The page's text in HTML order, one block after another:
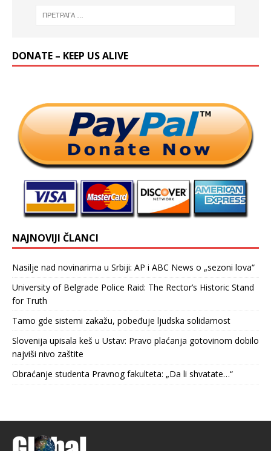
DONATE – KEEP US ALIVE
NAJNOVIJI ČLANCI
Nasilje nad novinarima u Srbiji: AP i ABC News o „sezoni lova“
University of Belgrade Police Raid: The Rector’s Historic Stand
for Truth
Tamo gde sistemi zakažu, pobeđuje ljudska solidarnost
Slovenija upisala keš u Ustav: Pravo plaćanja gotovinom dobilo
najviši nivo zaštite
Obraćanje studenta Pravnog fakulteta: „Da li shvatate…“